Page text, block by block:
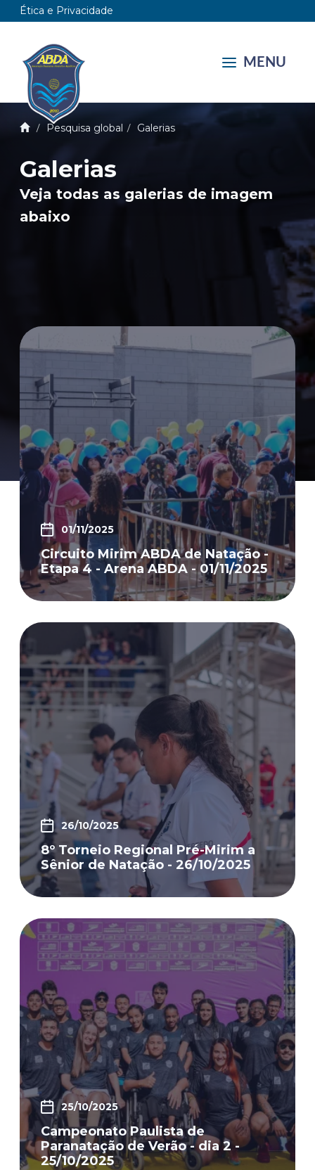
Ética e Privacidade
MENU
Pesquisa global Galerias
Galerias
Veja todas as galerias de imagem
abaixo
01/11/2025
Circuito Mirim ABDA de Natação -
Etapa 4 - Arena ABDA - 01/11/2025
26/10/2025
8º Torneio Regional Pré-Mirim a
Sênior de Natação - 26/10/2025
25/10/2025
Campeonato Paulista de
Paranatação de Verão - dia 2 -
25/10/2025